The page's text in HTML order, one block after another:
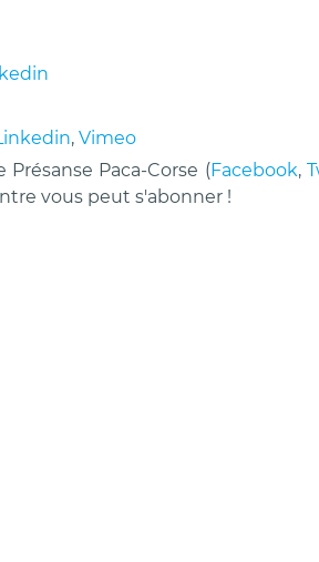
,Vimeo
Paca-Corse (Facebook,
vous peut s'abonner !